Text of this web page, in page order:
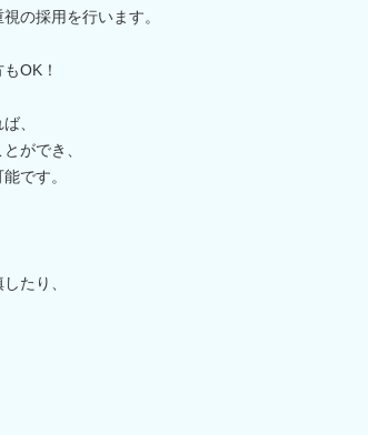
の採用を行います。
OK！
、
ができ、
です。
たり、